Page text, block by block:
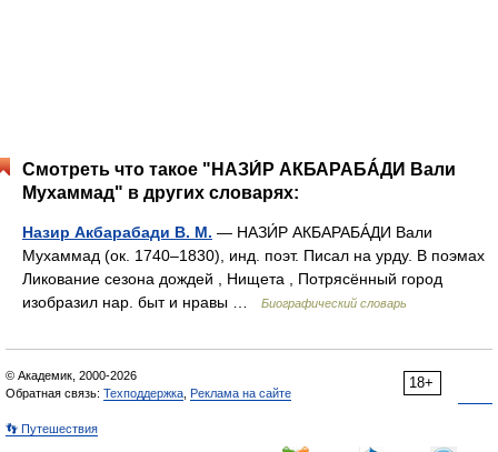
Смотреть что такое "НАЗИ́Р АКБАРАБÁДИ Вали
Мухаммад" в других словарях:
Назир Акбарабади В. М. — НАЗИ́Р АКБАРАБÁДИ Вали
Мухаммад (ок. 1740–1830), инд. поэт. Писал на урду. В поэмах
Ликование сезона дождей , Нищета , Потрясённый город
изобразил нар. быт и нравы …
Биографический словарь
18+
© Академик, 2000-2026
Обратная связь: Техподдержка Реклама на сайте
👣 Путешествия